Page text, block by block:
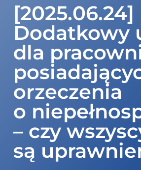
[2025.06.24]
Dodatkowy
dla
orzeczenia
o
– czy
są